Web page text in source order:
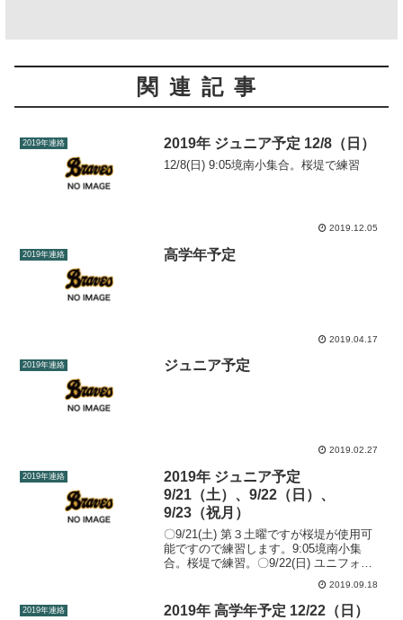
関連記事
2019年連絡 2019年 ジュニア予定 12/8（日）
12/8(日) 9:05境南小集合。桜堤で練習
2019.12.05
2019年連絡 高学年予定
2019.04.17
2019年連絡 ジュニア予定
2019.02.27
2019年連絡
2019年 ジュニア予定
9/21（土）、9/22（日）、
9/23（祝月）
〇9/21(土) 第３土曜ですが桜堤が使用可
能ですので練習します。9:05境南小集
合。桜堤で練習。〇9/22(日) ユニフォー
ム着用。9:10境南小学校集合。全学年車
移動（後ほど車出しの募集いたしま
す。） 三小にて秋季大会三小イヤリング
2019.09.18
2019年連絡 2019年 高学年予定 12/22（日）